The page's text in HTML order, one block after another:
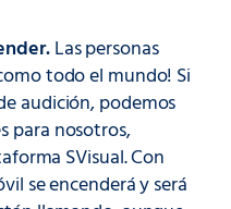
Las personas
todo el mundo! Si
audición, podemos
para nosotros,
SVisual. Con
se encenderá y será